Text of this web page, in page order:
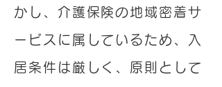
かし、介護保険の地域密着サ
ービスに属しているため、入
居条件は厳しく、原則として